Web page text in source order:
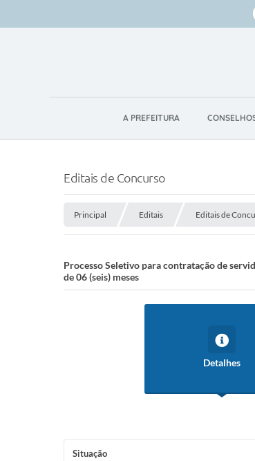
A PREFEITURA
Editais de Concurso
Principal Editais Editais de
Processo Seletivo para contratação de
de 06 (seis) meses
Detalhes
Situação